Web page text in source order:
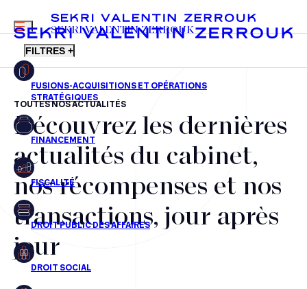
FR EN
MENU
SEKRI VALENTIN ZERROUK
FILTRES +
Fusions-acquisitions et opérations stratégiques
Financement
Fiscalité
Droit public des affaires
Droit social
TOUTES NOS ACTUALITÉS
Découvrez les dernières
actualités du cabinet,
nos récompenses et nos
transactions, jour après
jour